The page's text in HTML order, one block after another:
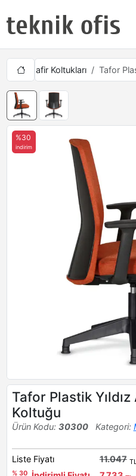
Misafir Koltukları Tafor
%30
indirim
Tafor Plastik
Koltuğu
Ürün Kodu: 30300 Kategori:
Liste Fiyatı 11.047
% 30